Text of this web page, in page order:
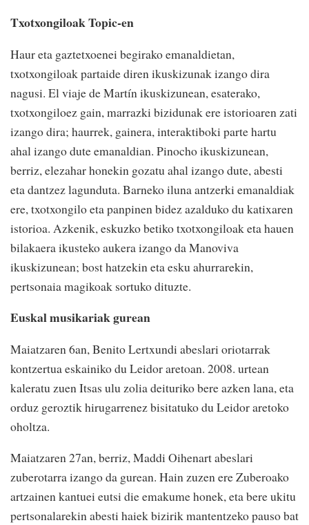
Txotxongiloak Topic-en
Haur eta gaztetxoenei begirako emanaldietan,
txotxongiloak partaide diren ikuskizunak izango dira
nagusi. El viaje de Martín ikuskizunean, esaterako,
txotxongiloez gain, marrazki bizidunak ere istorioaren zati
izango dira; haurrek, gainera, interaktiboki parte hartu
ahal izango dute emanaldian. Pinocho ikuskizunean,
berriz, elezahar honekin gozatu ahal izango dute, abesti
eta dantzez lagunduta. Barneko iluna antzerki emanaldiak
ere, txotxongilo eta panpinen bidez azalduko du katixaren
istorioa. Azkenik, eskuzko betiko txotxongiloak eta hauen
bilakaera ikusteko aukera izango da Manoviva
ikuskizunean; bost hatzekin eta esku ahurrarekin,
pertsonaia magikoak sortuko dituzte.
Euskal musikariak gurean
Maiatzaren 6an, Benito Lertxundi abeslari oriotarrak
kontzertua eskainiko du Leidor aretoan. 2008. urtean
kaleratu zuen Itsas ulu zolia deituriko bere azken lana, eta
orduz geroztik hirugarrenez bisitatuko du Leidor aretoko
oholtza.
Maiatzaren 27an, berriz, Maddi Oihenart abeslari
zuberotarra izango da gurean. Hain zuzen ere Zuberoako
artzainen kantuei eutsi die emakume honek, eta bere ukitu
pertsonalarekin abesti haiek bizirik mantentzeko pauso bat